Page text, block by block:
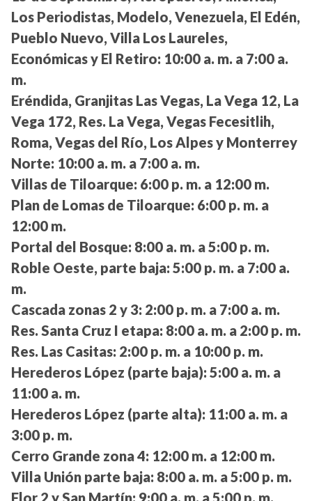
Los Periodistas, Modelo, Venezuela, El Edén,
Pueblo Nuevo, Villa Los Laureles,
Económicas y El Retiro: 10:00 a. m. a 7:00 a.
m.
Eréndida, Granjitas Las Vegas, La Vega 12, La
Vega 172, Res. La Vega, Vegas Fecesitlih,
Roma, Vegas del Río, Los Alpes y Monterrey
Norte: 10:00 a. m. a 7:00 a. m.
Villas de Tiloarque: 6:00 p. m. a 12:00 m.
Plan de Lomas de Tiloarque: 6:00 p. m. a
12:00 m.
Portal del Bosque: 8:00 a. m. a 5:00 p. m.
Roble Oeste, parte baja: 5:00 p. m. a 7:00 a.
m.
Cascada zonas 2 y 3: 2:00 p. m. a 7:00 a. m.
Res. Santa Cruz I etapa: 8:00 a. m. a 2:00 p. m.
Res. Las Casitas: 2:00 p. m. a 10:00 p. m.
Herederos López (parte baja): 5:00 a. m. a
11:00 a. m.
Herederos López (parte alta): 11:00 a. m. a
3:00 p. m.
Cerro Grande zona 4: 12:00 m. a 12:00 m.
Villa Unión parte baja: 8:00 a. m. a 5:00 p. m.